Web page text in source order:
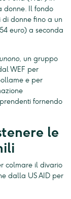
donne. Il fondo
donne fino a un
euro) a seconda
, un gruppo
WEF per
e per
fornendo
le
colmare il divario
dalla US AID per